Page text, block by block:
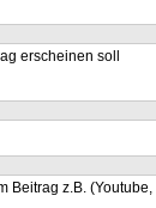
erscheinen soll
Beitrag z.B.